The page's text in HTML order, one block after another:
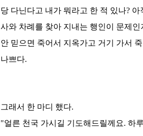
당 다닌다고 내가 뭐라고 한 적 있나?
사와 차례를 찾아 지내는 행인이 문제
안 믿으면 죽어서 지옥가고 거기 가서
나쁘다.
그래서 한 마디 했다.
"얼른 천국 가시길 기도해드릴께요. 하